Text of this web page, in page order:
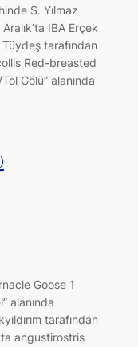
S. Yılmaz
IBA Erçek
tarafından
Red-breasted
Gölü” alanında
Goose 1
alanında
tarafından
angustirostris